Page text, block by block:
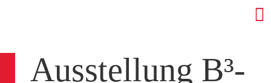
Ausstellung B³-